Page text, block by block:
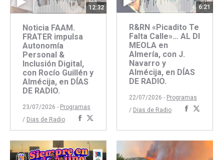
12:32
Noticia FAAM.
FRATER impulsa
Autonomía
Personal &
Inclusión Digital,
con Rocío Guillén y
Almécija, en DÍAS
DE RADIO.
23/07/2026 - Programas
/ Dias de Radio
Compartir
con
Facebook
con
Twitter
6:21
R&RN «Picadito Te
Falta Calle»… AL DI
MEOLA en
Almería, con J.
Navarro y
Almécija, en DÍAS
DE RADIO.
22/07/2026 - Programas
/ Dias de Radio
Compartir